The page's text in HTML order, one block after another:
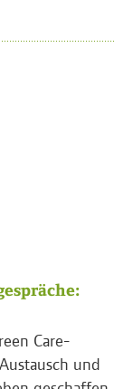
Care-
und